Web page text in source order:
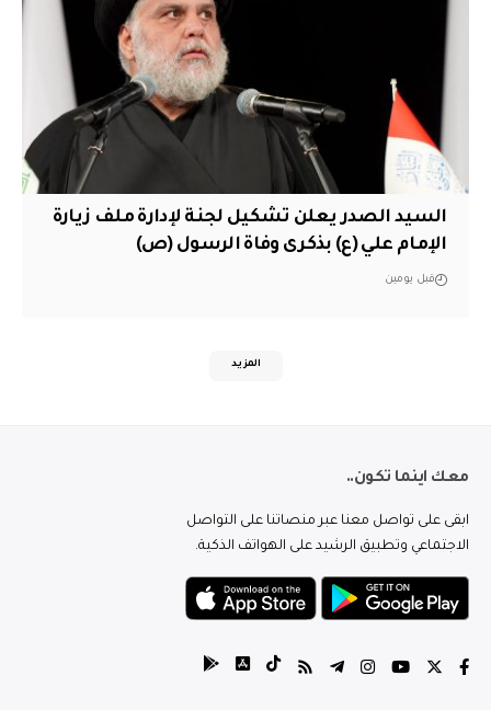
السيد الصدر يعلن تشكيل لجنة لإدارة ملف زيارة
الإمام علي (ع) بذكرى وفاة الرسول (ص)
قبل يومين
المزيد
معك اينما تكون..
ابقى على تواصل معنا عبر منصاتنا على التواصل
الاجتماعي وتطبيق الرشيد على الهواتف الذكية.